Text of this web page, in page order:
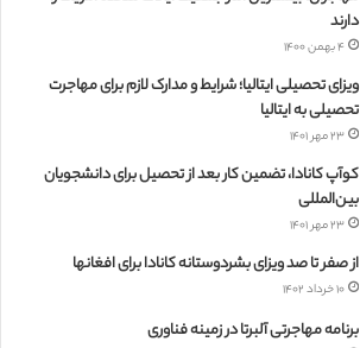
دارند
۴ بهمن ۱۴۰۰
ویزای تحصیلی ایتالیا؛ شرایط و مدارک لازم برای مهاجرت
تحصیلی به ایتالیا
۲۳ مهر ۱۴۰۱
کوآپ کانادا، تضمین کار بعد از تحصیل برای دانشجویان
بین‌المللی
۲۳ مهر ۱۴۰۱
از صفر تا صد ویزای بشردوستانه کانادا برای افغانها
۱۰ خرداد ۱۴۰۲
برنامه مهاجرتی آلبرتا در زمینه فناوری